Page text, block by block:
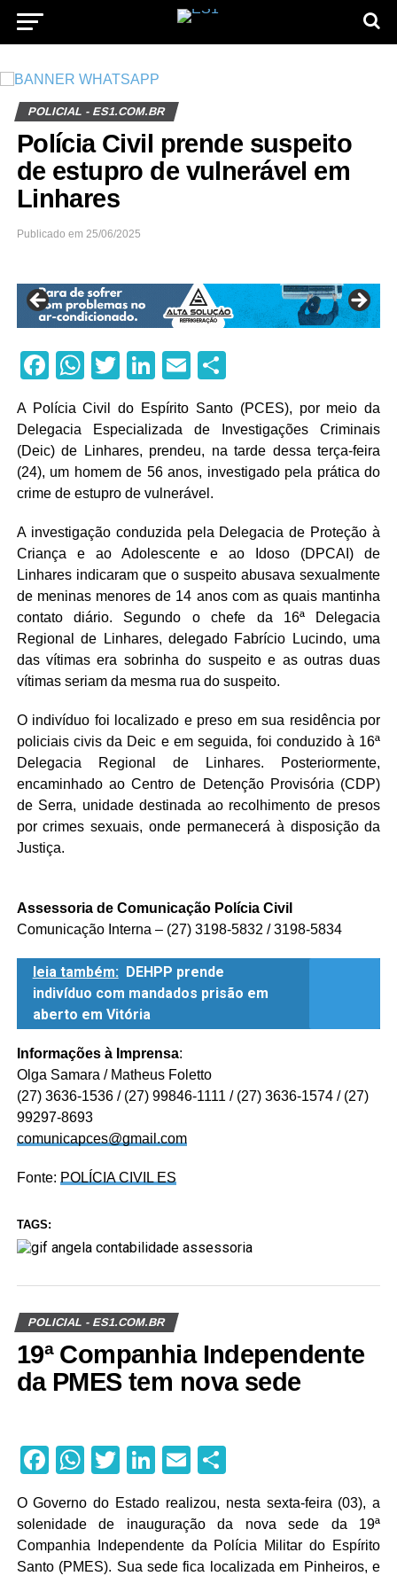
POLICIAL - ES1.COM.BR
Polícia Civil prende suspeito
de estupro de vulnerável em
Linhares
Publicado em 25/06/2025
Facebook
WhatsApp
Twitter
LinkedIn
Email
A Polícia Civil do Espírito Santo (PCES), por meio da
Delegacia Especializada de Investigações Criminais
(Deic) de Linhares, prendeu, na tarde dessa terça-feira
(24), um homem de 56 anos, investigado pela prática do
crime de estupro de vulnerável.
A investigação conduzida pela Delegacia de Proteção à
Criança e ao Adolescente e ao Idoso (DPCAI) de
Linhares indicaram que o suspeito abusava sexualmente
de meninas menores de 14 anos com as quais mantinha
contato diário. Segundo o chefe da 16ª Delegacia
Regional de Linhares, delegado Fabrício Lucindo, uma
das vítimas era sobrinha do suspeito e as outras duas
vítimas seriam da mesma rua do suspeito.
O indivíduo foi localizado e preso em sua residência por
policiais civis da Deic e em seguida, foi conduzido à 16ª
Delegacia Regional de Linhares. Posteriormente,
encaminhado ao Centro de Detenção Provisória (CDP)
de Serra, unidade destinada ao recolhimento de presos
por crimes sexuais, onde permanecerá à disposição da
Justiça.
Assessoria de Comunicação Polícia Civil
Comunicação Interna – (27) 3198-5832 / 3198-5834
leia também: DEHPP prende
indivíduo com mandados prisão em
aberto em Vitória
Informações à Imprensa:
Olga Samara / Matheus Foletto
(27) 3636-1536 / (27) 99846-1111 / (27) 3636-1574 / (27)
99297-8693
comunicapces@gmail.com
Fonte: POLÍCIA CIVIL ES
TAGS:
POLICIAL - ES1.COM.BR
19ª Companhia Independente
da PMES tem nova sede
Facebook
WhatsApp
Twitter
LinkedIn
Email
O Governo do Estado realizou, nesta sexta-feira (03), a
solenidade de inauguração da nova sede da 19ª
Companhia Independente da Polícia Militar do Espírito
Santo (PMES). Sua sede fica localizada em Pinheiros, e